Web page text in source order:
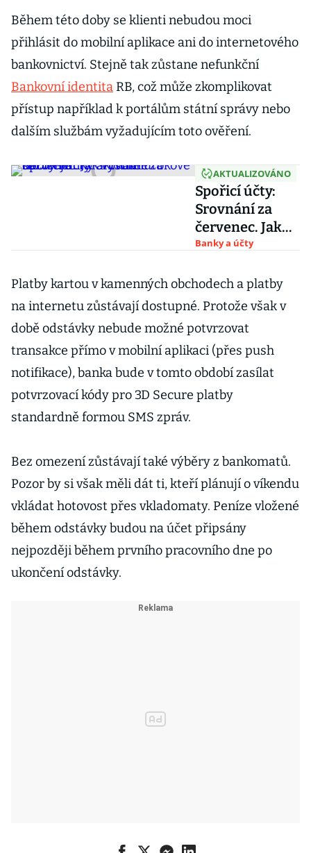
Během této doby se klienti nebudou moci
přihlásit do mobilní aplikace ani do internetového
bankovnictví. Stejně tak zůstane nefunkční
Bankovní identitaRB, což může zkomplikovat
přístup například k portálům státní správy nebo
dalším službám vyžadujícím toto ověření.
AKTUALIZOVÁNO
Spořicí účty:
Srovnání za
červenec. Jak
vysoké úrokové
aktuálně
nabízejí?
Banky a účty
Platby kartou v kamenných obchodech a platby
na internetu zůstávají dostupné. Protože však v
době odstávky nebude možné potvrzovat
transakce přímo v mobilní aplikaci (přes push
notifikace), banka bude v tomto období zasílat
potvrzovací kódy pro 3D Secure platby
standardně formou SMS zpráv.
Bez omezení zůstávají také výběry z bankomatů.
Pozor by si však měli dát ti, kteří plánují o víkendu
vkládat hotovost přes vkladomaty. Peníze vložené
během odstávky budou na účet připsány
nejpozději během prvního pracovního dne po
ukončení odstávky.